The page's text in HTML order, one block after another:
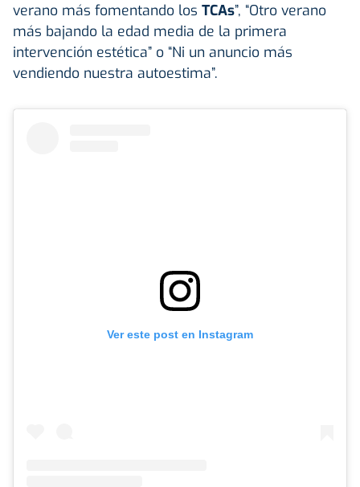
verano más fomentando los TCAs”, “Otro verano
más bajando la edad media de la primera
intervención estética” o “Ni un anuncio más
vendiendo nuestra autoestima”.
Ver este post en Instagram